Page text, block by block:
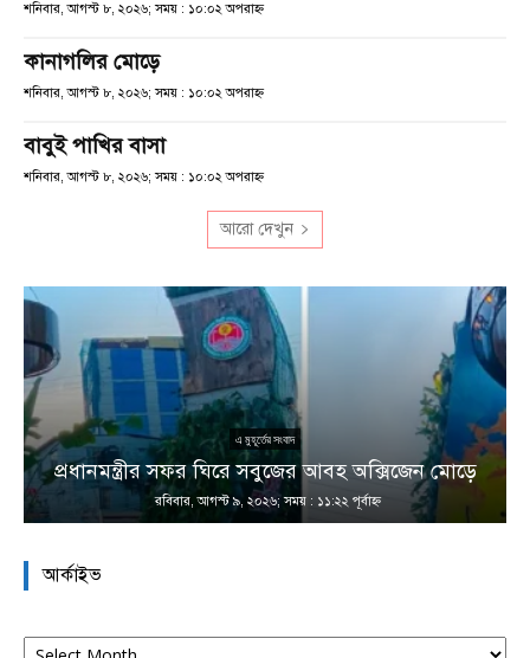
শনিবার, আগস্ট ৮, ২০২৬; সময় : ১০:০২ অপরাহ্ণ
কানাগলির মোড়ে
শনিবার, আগস্ট ৮, ২০২৬; সময় : ১০:০২ অপরাহ্ণ
বাবুই পাখির বাসা
শনিবার, আগস্ট ৮, ২০২৬; সময় : ১০:০২ অপরাহ্ণ
আরো দেখুন
এ মুহূর্তের সংবাদ
প্রধানমন্ত্রীর সফর ঘিরে সবুজের আবহ অক্সিজেন মোড়ে
রবিবার, আগস্ট ৯, ২০২৬; সময় : ১১:২২ পূর্বাহ্ণ
আর্কাইভ
আর্কাইভ